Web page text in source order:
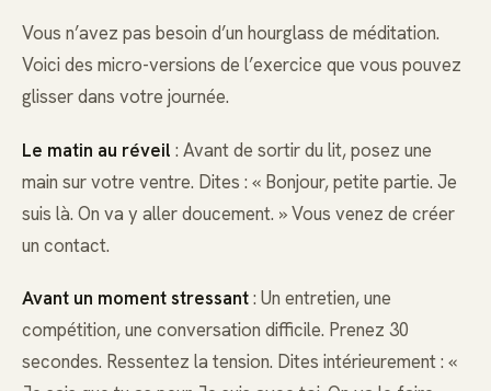
Vous n’avez pas besoin d’un hourglass de méditation.
Voici des micro-versions de l’exercice que vous pouvez
glisser dans votre journée.
Le matin au réveil : Avant de sortir du lit, posez une
main sur votre ventre. Dites : « Bonjour, petite partie. Je
suis là. On va y aller doucement. » Vous venez de créer
un contact.
Avant un moment stressant: Un entretien, une
compétition, une conversation difficile. Prenez 30
secondes. Ressentez la tension. Dites intérieurement : «